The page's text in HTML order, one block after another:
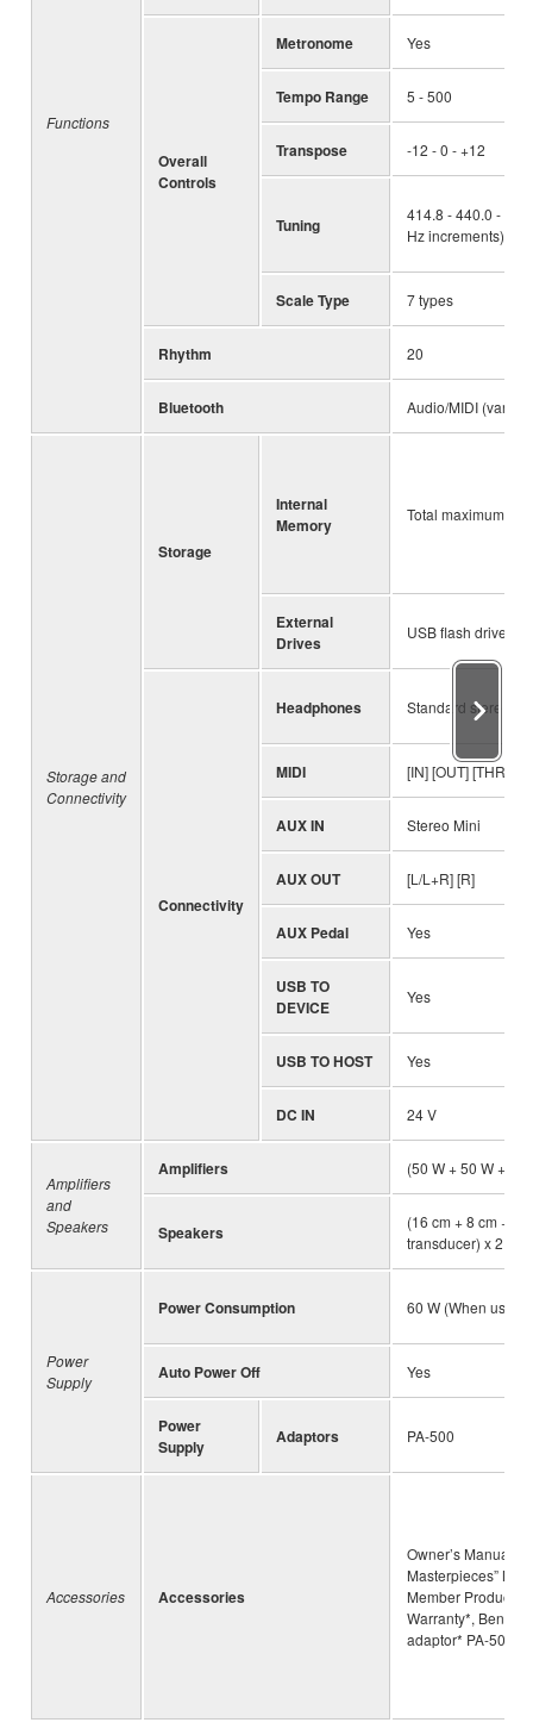
Functions
Overall
Controls
Metronome Yes
Tempo Range 5 - 500
Transpose -12 - 0 - +12
Tuning
414.8 - 440.0 -
Hz increments)
Scale Type 7 types
Rhythm 20
Bluetooth Audio/MIDI (varies
Storage and
Connectivity
Storage
Internal
Memory
Total maximum
External
Drives
USB flash drive
Connectivity
Headphones Standard stereo
MIDI [IN] [OUT] [THRU]
AUX IN Stereo Mini
AUX OUT [L/L+R] [R]
AUX Pedal Yes
USB TO
DEVICE
Yes
USB TO HOST Yes
DC IN 24 V
Amplifiers
and
Speakers
Amplifiers (50 W + 50 W + 50
Speakers
(16 cm + 8 cm +
transducer) x 2,
Power
Supply
Power Consumption 60 W (When using
Auto Power Off Yes
Power
Supply
Adaptors PA-500
Accessories Accessories
Owner’s Manual,
Masterpieces”
Member Product
Warranty*,
adaptor* PA-500